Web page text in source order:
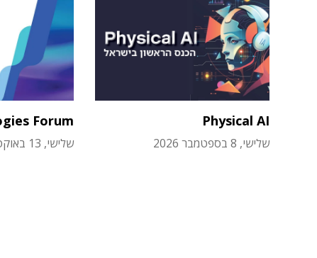
Physical AI
שלישי, 8 בספטמבר 2026
Forum
שלישי, 13 באוקטובר 2026